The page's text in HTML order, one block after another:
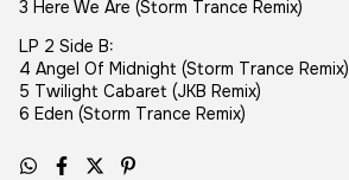
3 Here We Are (Storm Trance Remix)
LP 2 Side B:
4 Angel Of Midnight (Storm Trance Remix)
5 Twilight Cabaret (JKB Remix)
6 Eden (Storm Trance Remix)